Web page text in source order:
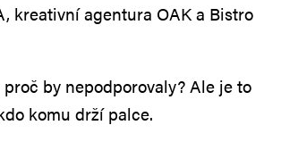
kreativní agentura OAK a Bistro
by nepodporovaly? Ale je to
komu drží palce.